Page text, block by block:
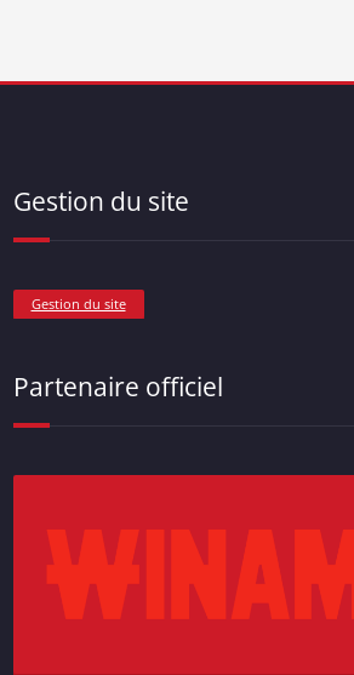
Gestion du site
Gestion du site
Partenaire officiel